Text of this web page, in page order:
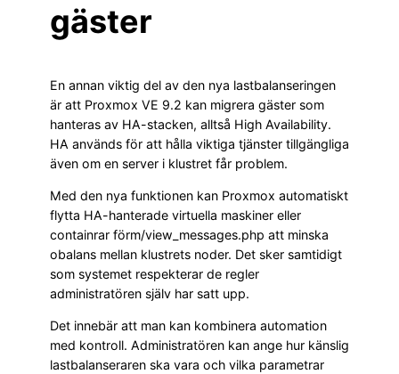
gäster
En annan viktig del av den nya lastbalanseringen
är att Proxmox VE 9.2 kan migrera gäster som
hanteras av HA-stacken, alltså High Availability.
HA används för att hålla viktiga tjänster tillgängliga
även om en server i klustret får problem.
Med den nya funktionen kan Proxmox automatiskt
flytta HA-hanterade virtuella maskiner eller
containrar förm/view_messages.php att minska
obalans mellan klustrets noder. Det sker samtidigt
som systemet respekterar de regler
administratören själv har satt upp.
Det innebär att man kan kombinera automation
med kontroll. Administratören kan ange hur känslig
lastbalanseraren ska vara och vilka parametrar